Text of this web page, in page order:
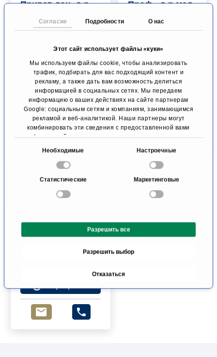
Согласие Подробности О нас
Этот сайт использует файлы «куки»
Мы используем файлы cookie, чтобы анализировать
трафик, подбирать для вас подходящий контент и
рекламу, а также дать вам возможность делиться
информацией в социальных сетях. Мы передаем
информацию о ваших действиях на сайте партнерам
Google: социальным сетям и компаниям, занимающимся
рекламой и веб-аналитикой. Наши партнеры могут
комбинировать эти сведения с предоставленной вами
информацией, а также данными, которые они получили
я
Необходимые Настроечные
Статистические Маркетинговые
Разрешить все
Разрешить выбор
Отказаться
Приват-доц. д-р
Боде
К профилю
Проф., д-р мед.
Никсдорфф,
Европейского
кардиологов
Профилактика /
диагностика
Дюссельдорф
К профилю
клиника, Люцерн